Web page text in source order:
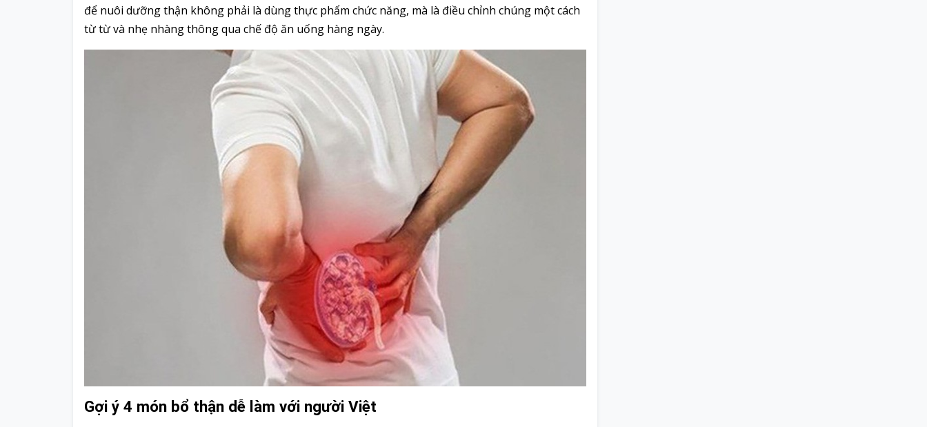
để nuôi dưỡng thận không phải là dùng thực phẩm chức năng, mà là điều chỉnh chúng một cách
từ từ và nhẹ nhàng thông qua chế độ ăn uống hàng ngày.
Gợi ý 4 món bổ thận dễ làm với người Việt